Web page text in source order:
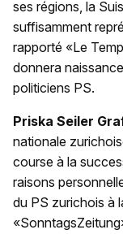
ses régions, la
suffisamment
rapporté «Le
donnera
politiciens PS.
Priska Seiler
nationale
course à la
raisons
du PS zurichois à